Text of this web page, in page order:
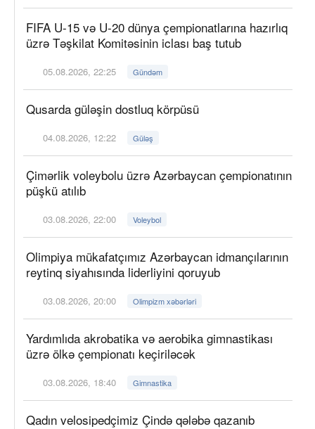
FIFA U-15 və U-20 dünya çempionatlarına hazırlıq
üzrə Təşkilat Komitəsinin iclası baş tutub
05.08.2026, 22:25 Gündəm
Qusarda güləşin dostluq körpüsü
04.08.2026, 12:22 Güləş
Çimərlik voleybolu üzrə Azərbaycan çempionatının
püşkü atılıb
03.08.2026, 22:00 Voleybol
Olimpiya mükafatçımız Azərbaycan idmançılarının
reytinq siyahısında liderliyini qoruyub
03.08.2026, 20:00 Olimpizm xəbərləri
Yardımlıda akrobatika və aerobika gimnastikası
üzrə ölkə çempionatı keçiriləcək
03.08.2026, 18:40 Gimnastika
Qadın velosipedçimiz Çində qələbə qazanıb